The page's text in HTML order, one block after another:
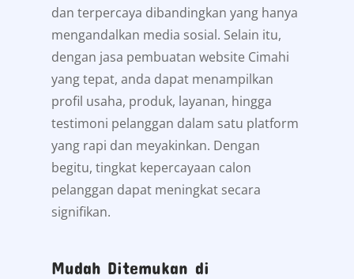
dan terpercaya dibandingkan yang hanya
mengandalkan media sosial. Selain itu,
dengan jasa pembuatan website Cimahi
yang tepat, anda dapat menampilkan
profil usaha, produk, layanan, hingga
testimoni pelanggan dalam satu platform
yang rapi dan meyakinkan. Dengan
begitu, tingkat kepercayaan calon
pelanggan dapat meningkat secara
signifikan.
Mudah Ditemukan di